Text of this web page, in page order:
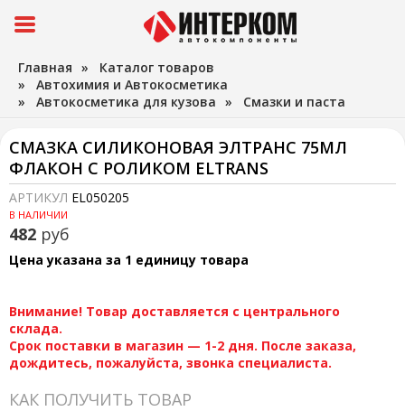
Главная » Каталог товаров
» Автохимия и Автокосметика
» Автокосметика для кузова » Смазки и паста
СМАЗКА СИЛИКОНОВАЯ ЭЛТРАНС 75МЛ
ФЛАКОН С РОЛИКОМ ELTRANS
АРТИКУЛ EL050205
В НАЛИЧИИ
482 руб
Цена указана за 1 единицу товара
Внимание! Товар доставляется с центрального
склада.
Срок поставки в магазин — 1-2 дня. После заказа,
дождитесь, пожалуйста, звонка специалиста.
КАК ПОЛУЧИТЬ ТОВАР